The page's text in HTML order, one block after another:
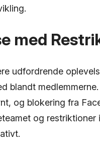
med
udfordrende
blandt
og blokering fra
og